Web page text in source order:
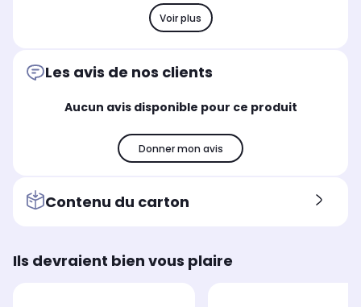
Voir plus
Les avis de nos clients
Aucun avis disponible pour ce produit
Donner mon avis
Contenu du carton
Ils devraient bien vous plaire